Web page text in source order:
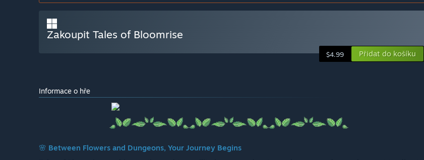
Zakoupit Tales of Bloomrise
$4.99 Přidat do košíku
Informace o hře
🌸 Between Flowers and Dungeons, Your Journey Begins